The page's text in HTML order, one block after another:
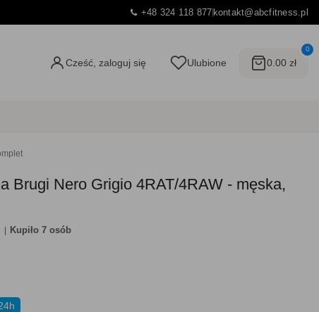
+48 324 118 877kontakt@abcfitness.pl
Cześć, zaloguj się Ulubione
0
0.00 zł
Brugi Nero Grigio 4RAT/4RAW - męska,
Kupiło 7 osób